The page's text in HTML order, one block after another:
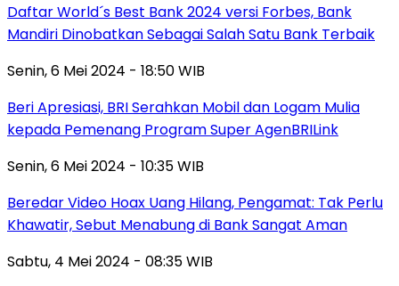
Daftar World´s Best Bank 2024 versi Forbes, Bank
Mandiri Dinobatkan Sebagai Salah Satu Bank Terbaik
Senin, 6 Mei 2024 - 18:50 WIB
Beri Apresiasi, BRI Serahkan Mobil dan Logam Mulia
kepada Pemenang Program Super AgenBRILink
Senin, 6 Mei 2024 - 10:35 WIB
Beredar Video Hoax Uang Hilang, Pengamat: Tak Perlu
Khawatir, Sebut Menabung di Bank Sangat Aman
Sabtu, 4 Mei 2024 - 08:35 WIB